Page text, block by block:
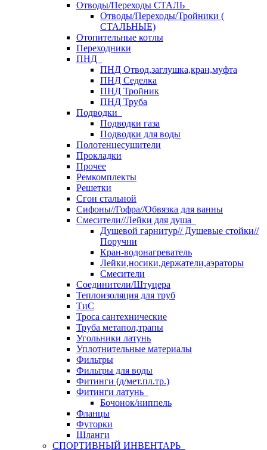
Отводы/Переходы СТАЛЬ
Отводы/Переходы/Тройники (
СТАЛЬНЫЕ)
Отопительные котлы
Переходники
ПНД
ПНД Отвод,заглушка,кран,муфта
ПНД Седелка
ПНД Тройник
ПНД Труба
Подводки
Подводки газа
Подводки для воды
Полотенцесушители
Прокладки
Прочее
Ремкомплекты
Решетки
Сгон стальной
Сифоны//Гофра//Обвязка для ванны
Смесители//Лейки для душа
Душевой гарнитур// Душевые стойки//
Поручни
Кран-водонагреватель
Лейки,носики,держатели,аэраторы
Смесители
Соединители/Штуцера
Теплоизоляция для труб
ТиС
Троса сантехнические
Труба метапол,трапы
Угольники латунь
Уплотнительные материалы
Фильтры
Фильтры для воды
Фитинги (д/мет.пл.тр.)
Фитинги латунь
Бочонок/ниппель
Фланцы
Футорки
Шланги
СПОРТИВНЫЙ ИНВЕНТАРЬ